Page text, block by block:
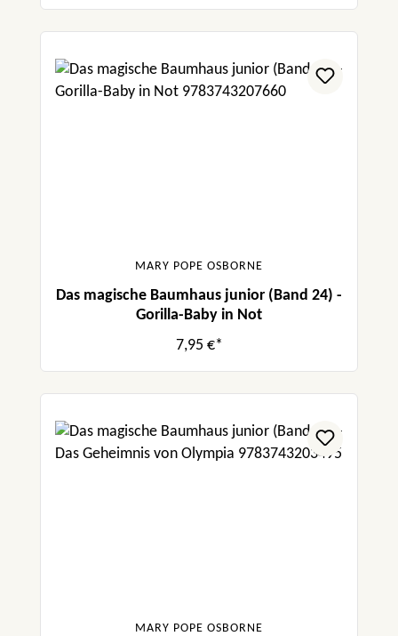
MARY POPE OSBORNE
Das magische Baumhaus junior (Band 24) -
Gorilla-Baby in Not
7,95 €*
MARY POPE OSBORNE